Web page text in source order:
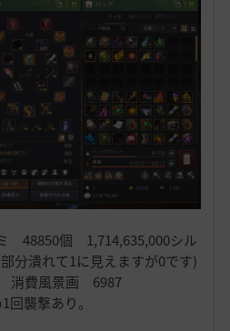
48850個 1,714,635,000シル
分潰れて1に見えますが0です)
費風景画 6987
襲撃あり。